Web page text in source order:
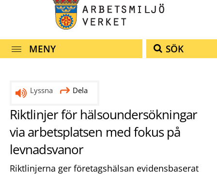
MENY SÖK
Lyssna Dela
Riktlinjer för hälsoundersökningar
via arbetsplatsen med fokus på
levnadsvanor
Riktlinjerna ger företagshälsan evidensbaserat